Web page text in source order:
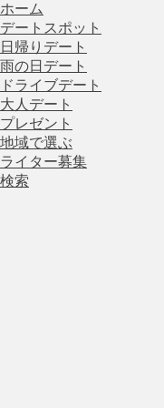
ホーム
デートスポット
日帰りデート
雨の日デート
ドライブデート
大人デート
プレゼント
地域で選ぶ
ライター募集
検索